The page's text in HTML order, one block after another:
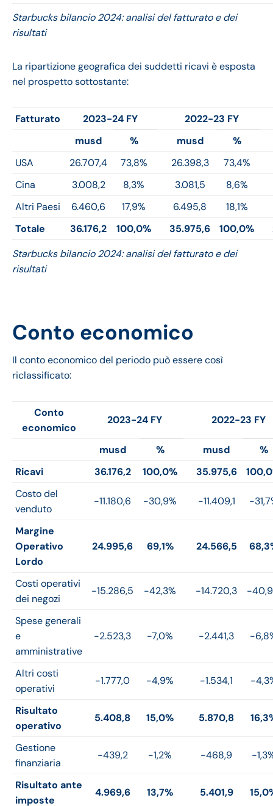
Starbucks bilancio 2024: analisi del fatturato e dei
risultati
La ripartizione geografica dei suddetti ricavi è esposta
nel prospetto sottostante:
Fatturato 2023-24 FY
2022-23 FY
musd
% musd %
USA
26.707,4 73,8% 26.398,3
73,4%
Cina
3.008,2 8,3% 3.081,5
8,6%
Altri Paesi
6.460,6 17,9% 6.495,8
18,1%
Totale
36.176,2 100,0% 35.975,6 100,0%
Starbucks bilancio 2024: analisi del fatturato e dei
risultati
Conto economico
Il conto economico del periodo può essere così
riclassificato:
Conto
economico
2023-24 FY 2022-23 FY
musd % musd
%
Ricavi
36.176,2 100,0% 35.975,6
Costo del
venduto
-11.180,6 -30,9% -11.409,1 -
Margine
Operativo
Lordo
24.995,6 69,1% 24.566,5
Costi operativi
dei negozi
-15.286,5 -42,3% -14.720,3 -
Spese generali
e
amministrative
-2.523,3 -7,0% -2.441,3 -
Altri costi
operativi
-1.777,0 -4,9% -1.534,1 -
Risultato
operativo
5.408,8 15,0% 5.870,8
Gestione
finanziaria
-439,2 -1,2% -468,9 -
Risultato ante
imposte
4.969,6 13,7% 5.401,9